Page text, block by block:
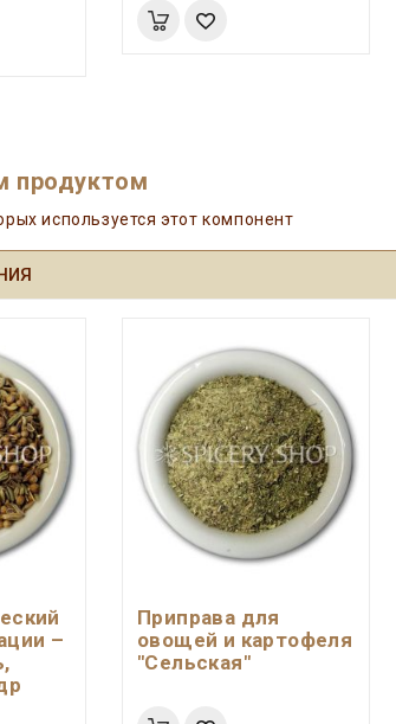
продуктом
используется этот компонент
–
Приправа для
овощей и картофеля
"Сельская"